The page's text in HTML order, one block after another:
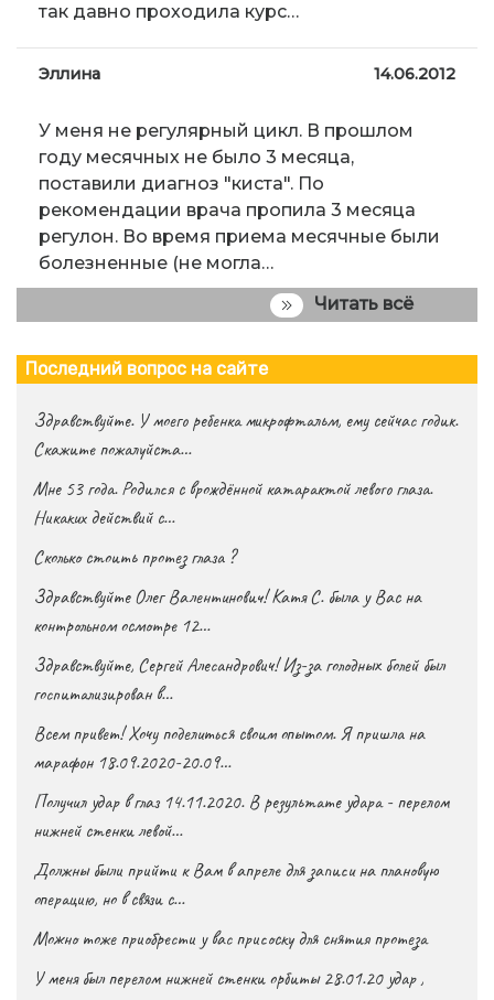
так давно проходила курс…
Эллина 14.06.2012
У меня не регулярный цикл. В прошлом
году месячных не было 3 месяца,
поставили диагноз "киста". По
рекомендации врача пропила 3 месяца
регулон. Во время приема месячные были
болезненные (не могла…
Читать всё
Последний вопрос на сайте
Здравствуйте. У моего ребенка микрофтальм, ему сейчас годик.
Скажите пожалуйста…
Мне 53 года. Родился с врождённой катарактой левого глаза.
Никаких действий с…
Сколько стоить протез глаза ?
Здравствуйте Олег Валентинович! Катя С. была у Вас на
контрольном осмотре 12…
Здравствуйте, Сергей Алесандрович! Из-за голодных болей был
госпитализирован в…
Всем привет! Хочу поделиться своим опытом. Я пришла на
марафон 18.09.2020-20.09…
Получил удар в глаз 14.11.2020. В результате удара - перелом
нижней стенки левой…
Должны были прийти к Вам в апреле для записи на плановую
операцию, но в связи с…
Можно тоже приобрести у вас присоску для снятия протеза
У меня был перелом нижней стенки орбиты 28.01.20 удар ,